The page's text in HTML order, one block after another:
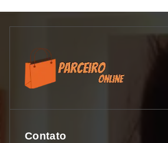
Contato